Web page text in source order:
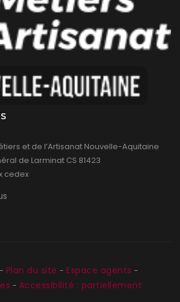
et de l’Artisanat Nouvelle-Aquitaine
de Larminat CS 81423
cedex
- Plan du site - Espace agents -
- Accessibilité : partiellement